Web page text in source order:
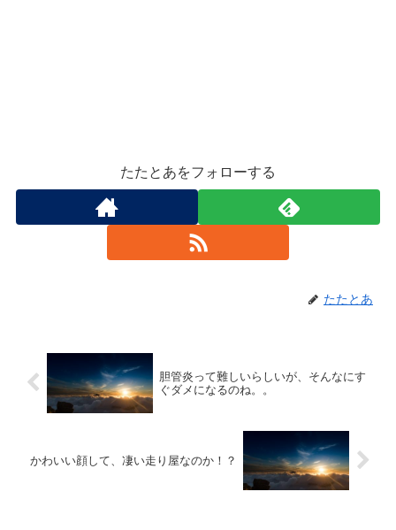
たたとあをフォローする
たたとあ
胆管炎って難しいらしいが、そんなにす
ぐダメになるのね。。
かわいい顔して、凄い走り屋なのか！？